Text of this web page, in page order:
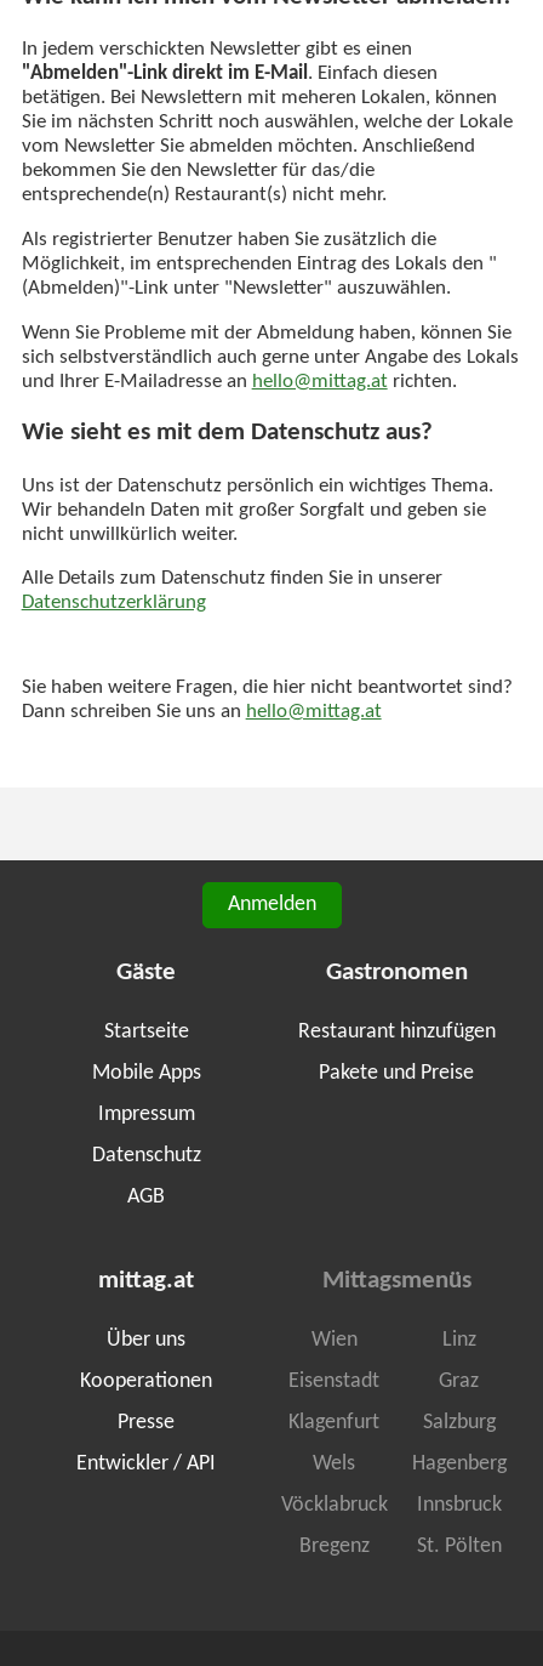
In jedem verschickten Newsletter gibt es einen
"Abmelden"-Link direkt im E-Mail. Einfach diesen
betätigen. Bei Newslettern mit meheren Lokalen, können
Sie im nächsten Schritt noch auswählen, welche der Lokale
vom Newsletter Sie abmelden möchten. Anschließend
bekommen Sie den Newsletter für das/die
entsprechende(n) Restaurant(s) nicht mehr.
Als registrierter Benutzer haben Sie zusätzlich die
Möglichkeit, im entsprechenden Eintrag des Lokals den "
(Abmelden)"-Link unter "Newsletter" auszuwählen.
Wenn Sie Probleme mit der Abmeldung haben, können Sie
sich selbstverständlich auch gerne unter Angabe des Lokals
und Ihrer E-Mailadresse an hello@mittag.atrichten.
Wie sieht es mit dem Datenschutz aus?
Uns ist der Datenschutz persönlich ein wichtiges Thema.
Wir behandeln Daten mit großer Sorgfalt und geben sie
nicht unwillkürlich weiter.
Alle Details zum Datenschutz finden Sie in unserer
Datenschutzerklärung
Sie haben weitere Fragen, die hier nicht beantwortet sind?
Dann schreiben Sie uns an hello@mittag.at
Anmelden
Gäste
Startseite
Mobile Apps
Impressum
Datenschutz
AGB
Gastronomen
Restaurant hinzufügen
Pakete und Preise
mittag.at
Über uns
Kooperationen
Presse
Entwickler / API
Mittagsmenüs
Wien
Linz
Eisenstadt
Graz
Klagenfurt
Salzburg
Wels
Hagenberg
Vöcklabruck
Innsbruck
Bregenz
St. Pölten